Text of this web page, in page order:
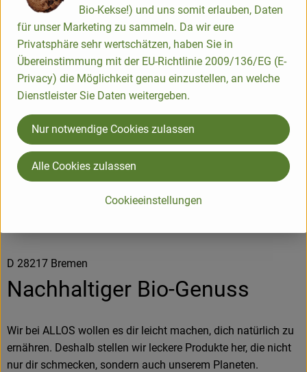
Product sheet
Hersteller: Allos
DV
D 28217 Bremen
Nachhaltiger Bio-Genuss
Wir bei ALLOS wollen es dir leicht machen, dich natürlich zu
ernähren. Deshalb stellen wir leckere Produkte her, die nicht
nur dir schmecken, sondern auch unserem Planeten.
Bio-Kekse!) und uns somit erlauben, Daten
für unser Marketing zu sammeln. Da wir eure
Privatsphäre sehr wertschätzen, haben Sie in
Übereinstimmung mit der EU-Richtlinie 2009/136/EG (E-
Privacy) die Möglichkeit genau einzustellen, an welche
Dienstleister Sie Daten weitergeben.
Cookieeinstellungen
Nur notwendige Cookies zulassen
Alle Cookies zulassen